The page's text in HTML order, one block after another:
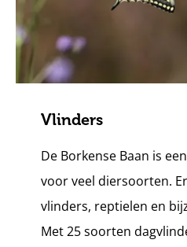
Vlinders
De Borkense Baan is
voor veel diersoorten.
vlinders, reptielen en
Met 25 soorten